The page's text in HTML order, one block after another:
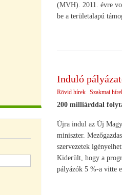
(MVH). 2011. évre
be a területalapú
Induló
Rövid hírek Szakmai
200 milliárddal
Újra indul az Új
miniszter.
szervezetek
Kiderült, hogy a
pályázók 5 %-a vitte